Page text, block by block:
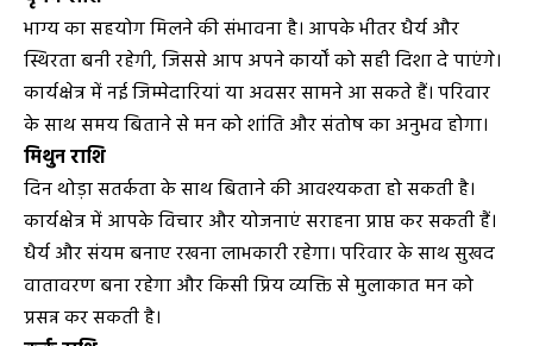
भाग्य का सहयोग मिलने की संभावना है। आपके भीतर धैर्य और
स्थिरता बनी रहेगी, जिससे आप अपने कार्यों को सही दिशा दे पाएंगे।
कार्यक्षेत्र में नई जिम्मेदारियां या अवसर सामने आ सकते हैं। परिवार
के साथ समय बिताने से मन को शांति और संतोष का अनुभव होगा।
मिथुन राशि
दिन थोड़ा सतर्कता के साथ बिताने की आवश्यकता हो सकती है।
कार्यक्षेत्र में आपके विचार और योजनाएं सराहना प्राप्त कर सकती हैं।
धैर्य और संयम बनाए रखना लाभकारी रहेगा। परिवार के साथ सुखद
वातावरण बना रहेगा और किसी प्रिय व्यक्ति से मुलाकात मन को
प्रसन्न कर सकती है।